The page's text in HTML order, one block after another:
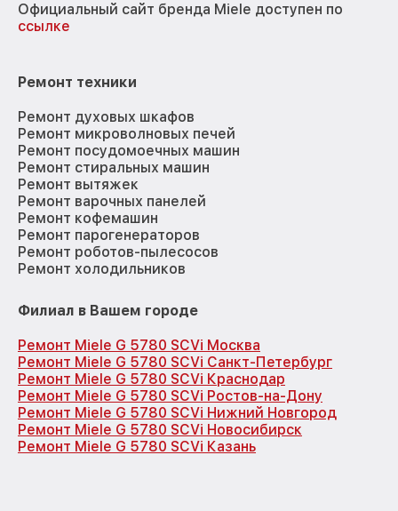
Официальный сайт бренда Miele доступен по
ссылке
Ремонт техники
Ремонт духовых шкафов
Ремонт микроволновых печей
Ремонт посудомоечных машин
Ремонт стиральных машин
Ремонт вытяжек
Ремонт варочных панелей
Ремонт кофемашин
Ремонт парогенераторов
Ремонт роботов-пылесосов
Ремонт холодильников
Филиал в Вашем городе
Ремонт Miele G 5780 SCVi Москва
Ремонт Miele G 5780 SCVi Санкт-Петербург
Ремонт Miele G 5780 SCVi Краснодар
Ремонт Miele G 5780 SCVi Ростов-на-Дону
Ремонт Miele G 5780 SCVi Нижний Новгород
Ремонт Miele G 5780 SCVi Новосибирск
Ремонт Miele G 5780 SCVi Казань